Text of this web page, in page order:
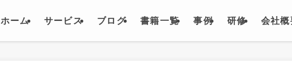
ホーム サービス ブログ 書籍一覧 事例 研修 会社概